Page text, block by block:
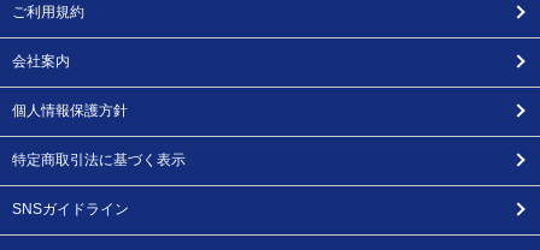
ご利用規約
会社案内
個人情報保護方針
特定商取引法に基づく表示
SNSガイドライン